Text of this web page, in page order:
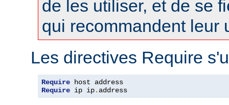
de les utiliser, et de se
qui recommandent leur
Les directives Require
Require
Require ip ip. address